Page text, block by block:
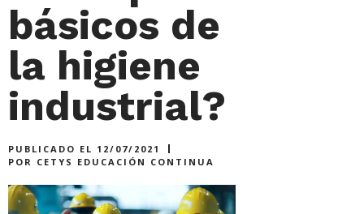
básicos de
la higiene
industrial?
PUBLICADO EL 12/07/2021
POR CETYS EDUCACIÓN CONTINUA